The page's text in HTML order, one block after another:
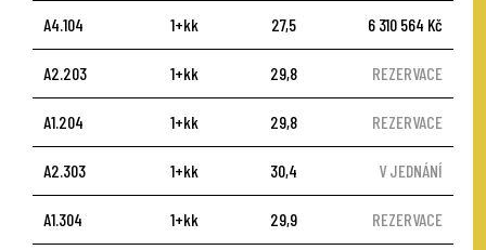
A4.104 1+kk 27,5 6 310 564 Kč
A2.203 1+kk 29,8 REZERVACE
A1.204 1+kk 29,8 REZERVACE
A2.303 1+kk 30,4 V JEDNÁNÍ
A1.304 1+kk 29,9 REZERVACE